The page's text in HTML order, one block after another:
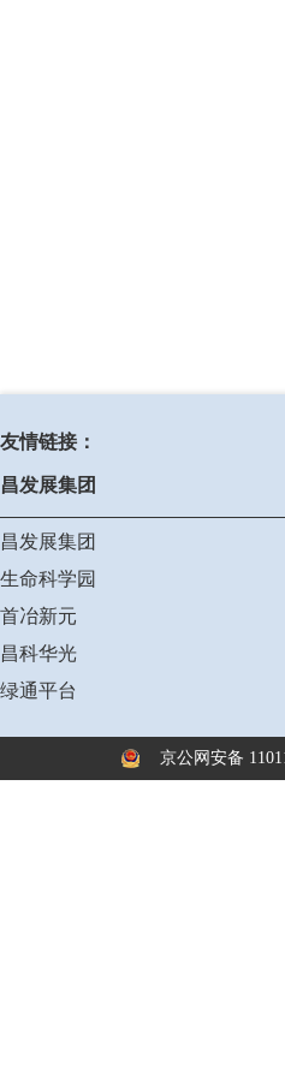
友情链接：
昌发展集团
昌发展集团
生命科学园
首冶新元
昌科华光
绿通平台
京公网安备